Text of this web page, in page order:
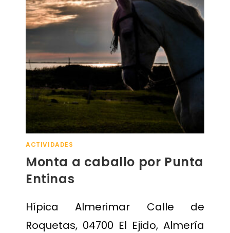
ACTIVIDADES
Monta a caballo por Punta
Entinas
Hípica Almerimar Calle de
Roquetas, 04700 El Ejido, Almería